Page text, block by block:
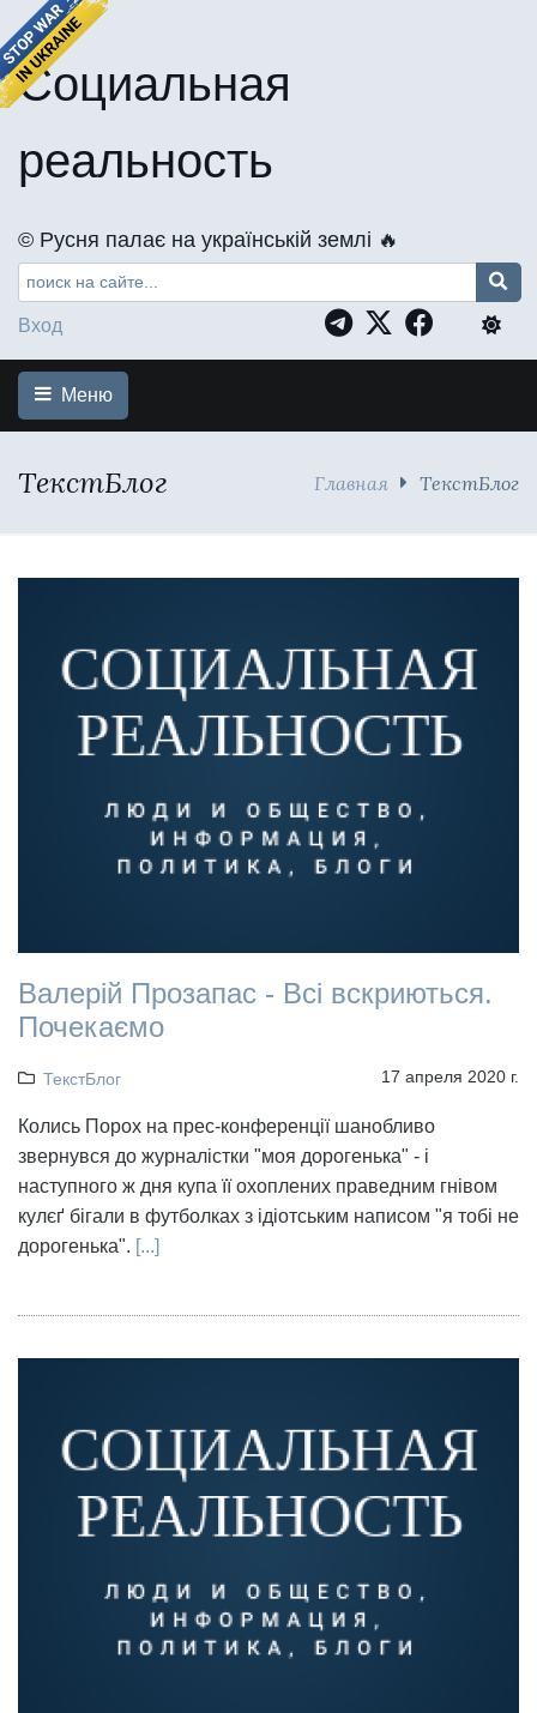
Социальная
реальность
©️ Русня палає на українській землі 🔥
Вход
Меню
ТекстБлог Главная ТекстБлог
Валерій Прозапас - Всі вскриються.
Почекаємо
ТекстБлог 17 апреля 2020 г.
Колись Порох на прес-конференції шанобливо
звернувся до журналістки "моя дорогенька" - і
наступного ж дня купа її охоплених праведним гнівом
кулєґ бігали в футболках з ідіотським написом "я тобі не
дорогенька". [...]